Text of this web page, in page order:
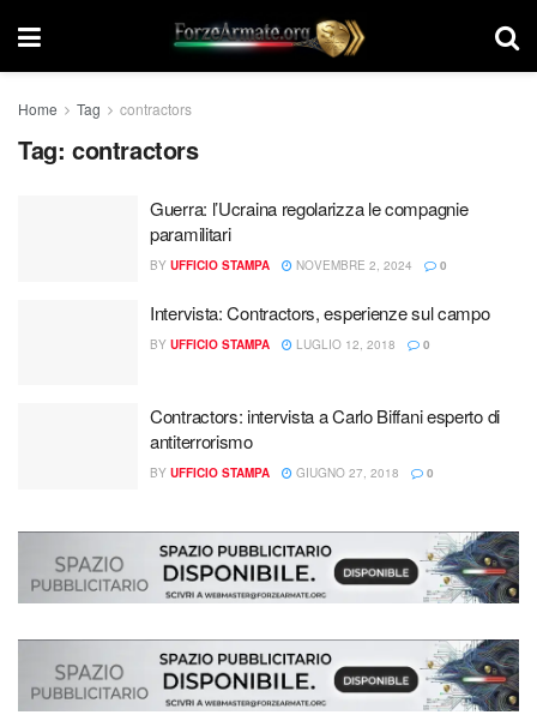
Home Tag contractors
Tag: contractors
Guerra: l’Ucraina regolarizza le compagnie
paramilitari
BY UFFICIO STAMPA NOVEMBRE 2, 2024 0
Intervista: Contractors, esperienze sul campo
BY UFFICIO STAMPA LUGLIO 12, 2018 0
Contractors: intervista a Carlo Biffani esperto di
antiterrorismo
BY UFFICIO STAMPA GIUGNO 27, 2018 0